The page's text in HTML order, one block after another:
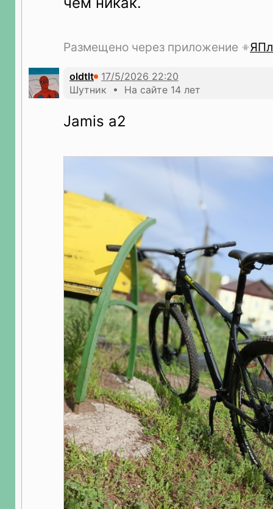
Размещено через приложение
oldtlt
Шутник • На сайте 14 лет
Jamis a2